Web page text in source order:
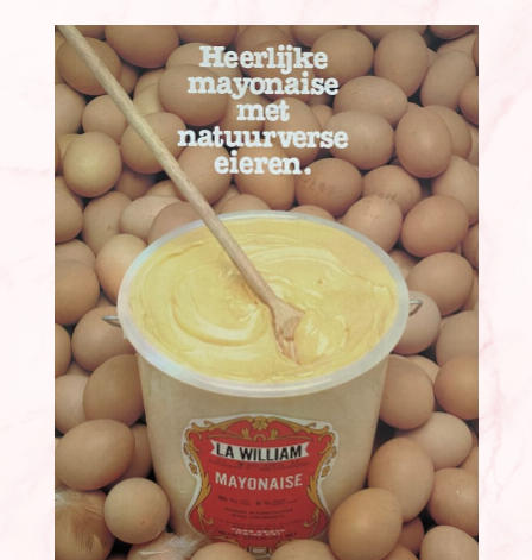
HOME
NOS SAUCES
NOTRE HISTOIRE
RECETTES
CAREER
POUR LES PROFESSIONNELS
FR
NL
EN